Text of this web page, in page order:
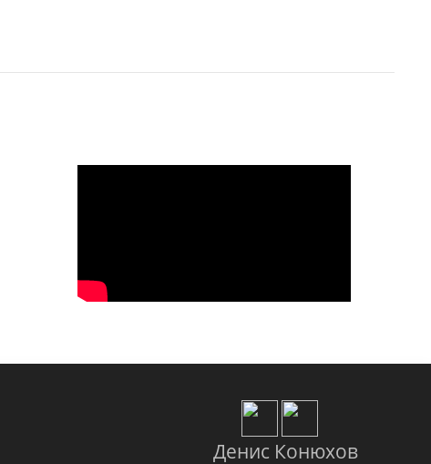
Денис Конюхов